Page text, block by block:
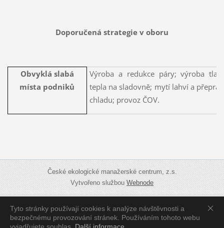
Doporučená strategie v oboru
Obvyklá slabá
místa podniků
Výroba a redukce páry; výroba
tepla na sladovně; mytí lahví a
chladu; provoz ČOV.
Tyto stránky používají cookies k analýze návštěvnosti a
bezpečnému provozování stránek. Používáním tohoto webu
České ekologické manažerské centrum, z.s.
Vytvořeno službouWebnode
Zobrazit:Mobilní verzi|Standardní verzi